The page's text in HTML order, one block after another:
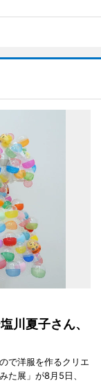
川夏子さん、
で洋服を作るクリエ
た展」が8月5日、